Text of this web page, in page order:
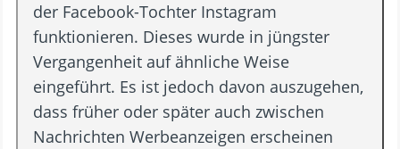
der Facebook-Tochter Instagram
funktionieren. Dieses wurde in jüngster
Vergangenheit auf ähnliche Weise
eingeführt. Es ist jedoch davon auszugehen,
dass früher oder später auch zwischen
Nachrichten Werbeanzeigen erscheinen